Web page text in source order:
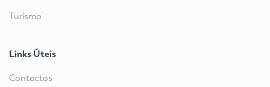
Turismo
Links Úteis
Contactos